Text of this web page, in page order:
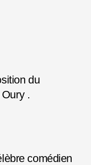
du
.
comédien